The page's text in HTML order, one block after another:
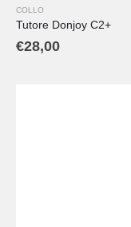
COLLO
Tutore Donjoy C2+
€28,00